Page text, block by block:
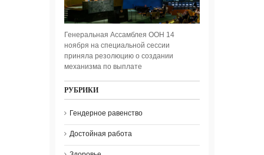
Генеральная Ассамблея ООН 14
ноября на специальной сессии
приняла резолюцию о создании
механизма по выплате
РУБРИКИ
Гендерное равенство
Достойная работа